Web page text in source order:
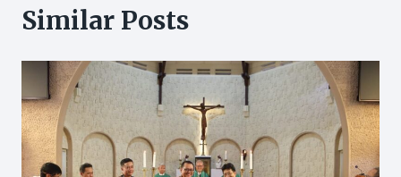
Similar Posts